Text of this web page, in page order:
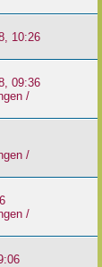
10:26
09:36
/
/
/